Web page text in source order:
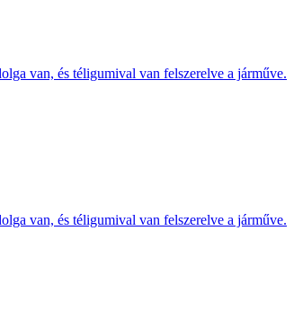
van, és téligumival van felszerelve a járműve.
van, és téligumival van felszerelve a járműve.